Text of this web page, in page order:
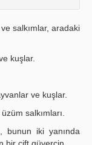
salkımlar, aradaki
kuşlar.
ve kuşlar.
salkımları.
, bunun iki yanında